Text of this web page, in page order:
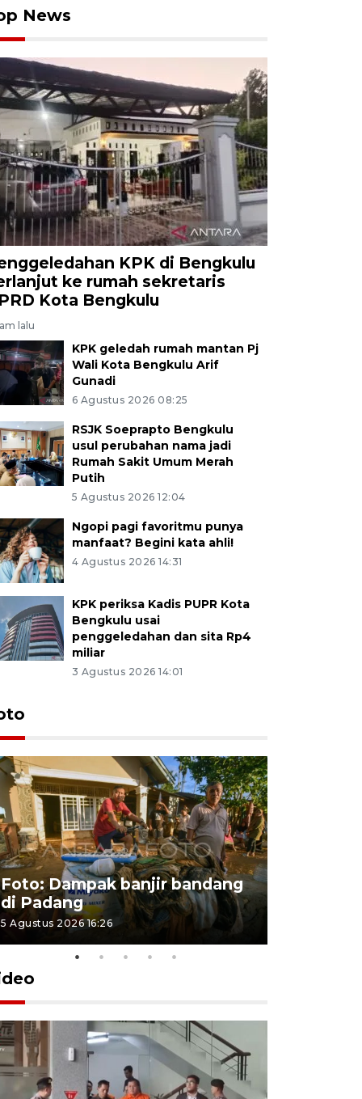
News
KPK di Bengkulu
ke rumah sekretaris
Kota Bengkulu
lalu
KPK geledah rumah mantan Pj
Wali Kota Bengkulu Arif
Gunadi
6 Agustus 2026 08:25
RSJK Soeprapto Bengkulu
usul perubahan nama jadi
Rumah Sakit Umum Merah
Putih
5 Agustus 2026 12:04
Ngopi pagi favoritmu punya
manfaat? Begini kata ahli!
4 Agustus 2026 14:31
KPK periksa Kadis PUPR Kota
Bengkulu usai
penggeledahan dan sita Rp4
miliar
3 Agustus 2026 14:01
Foto: Dampak banjir bandang
di Padang
5 Agustus 2026 16:26